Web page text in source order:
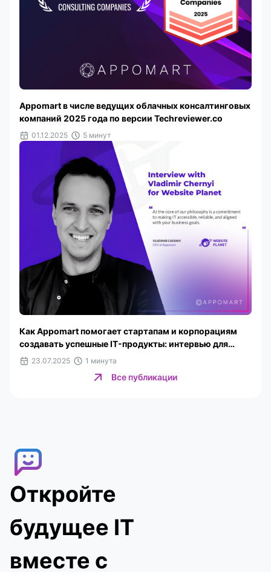
Appomart в числе ведущих облачных консалтинговых
компаний 2025 года по версии Techreviewer.co
01.12.2025 5 минут
Как Appomart помогает стартапам и корпорациям
создавать успешные IT-продукты: интервью для
Website Planet
23.07.2025 1 минута
Все публикации
Откройте
будущее IT
вместе с